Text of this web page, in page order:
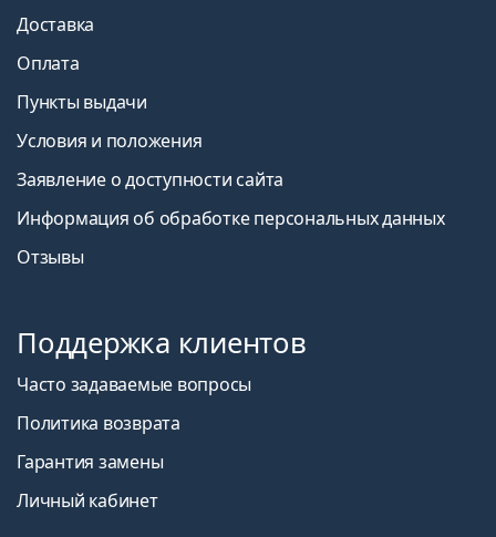
Доставка
Оплата
Пункты выдачи
Условия и положения
Заявление о доступности сайта
Информация об обработке персональных данных
Отзывы
Поддержка клиентов
Часто задаваемые вопросы
Политика возврата
Гарантия замены
Личный кабинет